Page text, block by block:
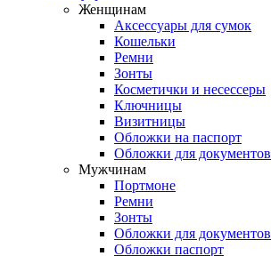
Женщинам
Аксессуары для сумок
Кошельки
Ремни
Зонты
Косметички и несессеры
Ключницы
Визитницы
Обложки на паспорт
Обложки для документов
Мужчинам
Портмоне
Ремни
Зонты
Обложки для документов
Обложки паспорт